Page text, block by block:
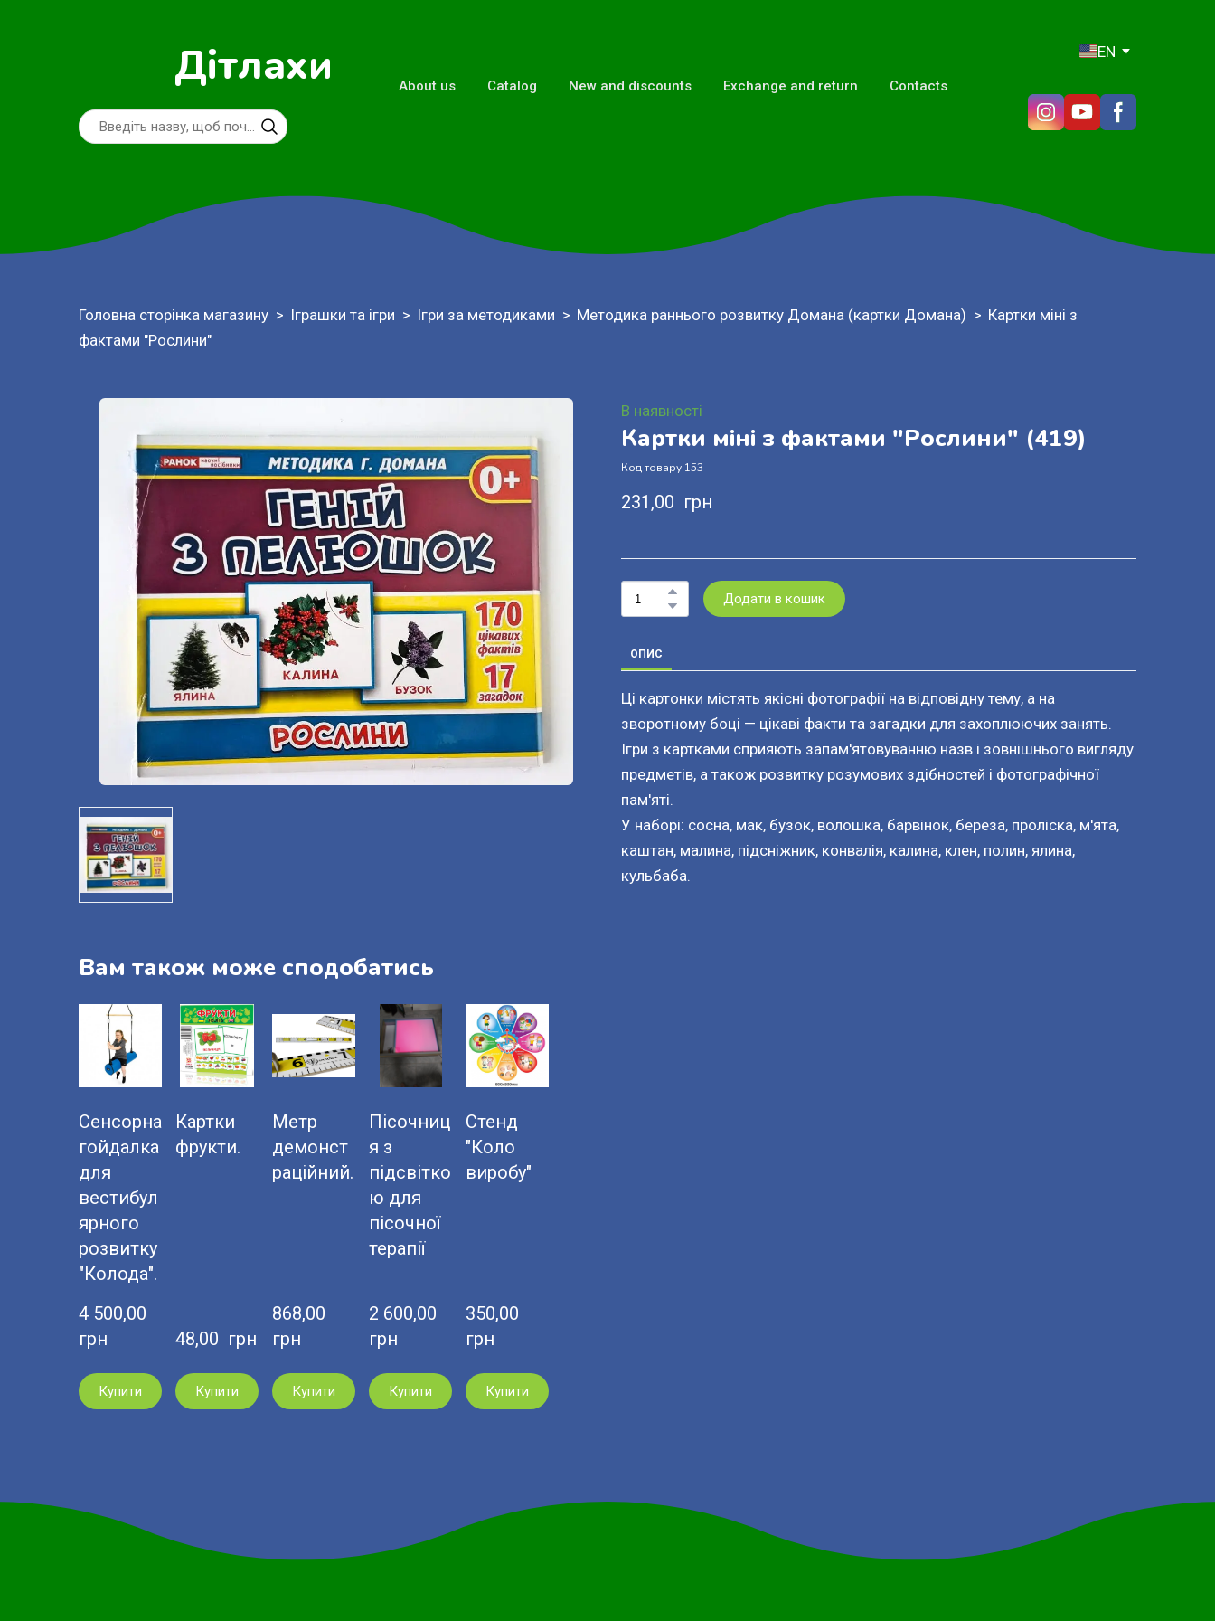
Дітлахи About us Catalog New and discounts Exchange and return Contacts
EN
Головна сторінка магазину Іграшки та ігри Ігри за методиками Методика раннього розвитку Домана (картки Домана)
Картки міні з
фактами "Рослини"
В наявності
Картки міні з фактами "Рослини" (419)
Код товару 153
231,00  грн
Додати в кошик
ОПИС
Ці картонки містять якісні фотографії на відповідну тему, а на
зворотному боці — цікаві факти та загадки для захоплюючих занять.
Ігри з картками сприяють запам'ятовуванню назв і зовнішнього вигляду
предметів, а також розвитку розумових здібностей і фотографічної
пам'яті.
У наборі: сосна, мак, бузок, волошка, барвінок, береза, проліска, м'ята,
каштан, малина, підсніжник, конвалія, калина, клен, полин, ялина,
кульбаба.
Вам також може сподобатись
Сенсорна
гойдалка
для
вестибул
ярного
розвитку
"Колода".
4 500,00
грн
Купити
Картки
фрукти.
48,00  грн
Купити
Метр
демонст
раційний.
868,00
грн
Купити
Пісочниц
я з
підсвітко
ю для
пісочної
терапії
2 600,00
грн
Купити
Стенд
"Коло
виробу"
350,00
грн
Купити